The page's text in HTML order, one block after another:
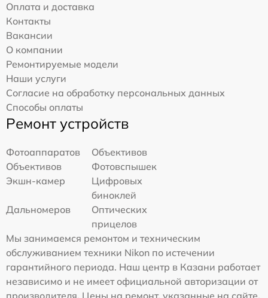
Оплата и доставка
Контакты
Вакансии
О компании
Ремонтируемые модели
Наши услуги
Согласие на обработку персональных данных
Способы оплаты
Ремонт устройств
Фотоаппаратов
Объективов
Объективов
Фотовспышек
Экшн-камер
Цифровых
биноклей
Дальномеров
Оптических
прицелов
Мы занимаемся ремонтом и техническим
обслуживанием техники Nikon по истечении
гарантийного периода. Наш центр в Казани работает
независимо и не имеет официальной авторизации от